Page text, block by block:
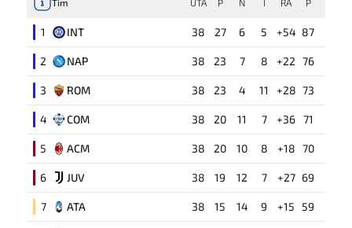
Tim UTA P N I RA P
1 INT 38 27 6 5 +54 87
2 NAP 38 23 7 8 +22 76
3 ROM 38 23 4 11 +28 73
4 COM 38 20 11 7 +36 71
5 ACM 38 20 10 8 +18 70
6 JUV 38 19 12 7 +27 69
7 ATA 38 15 14 9 +15 59